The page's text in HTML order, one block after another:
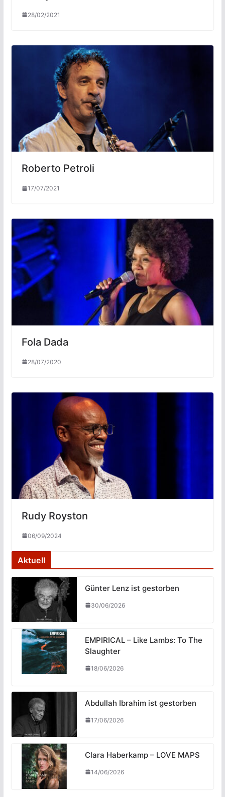
28/02/2021
Roberto Petroli
17/07/2021
Fola Dada
28/07/2020
Rudy Royston
06/09/2024
Aktuell
Günter Lenz ist gestorben
30/06/2026
EMPIRICAL – Like Lambs: To The
Slaughter
18/06/2026
Abdullah Ibrahim ist gestorben
17/06/2026
Clara Haberkamp – LOVE MAPS
14/06/2026